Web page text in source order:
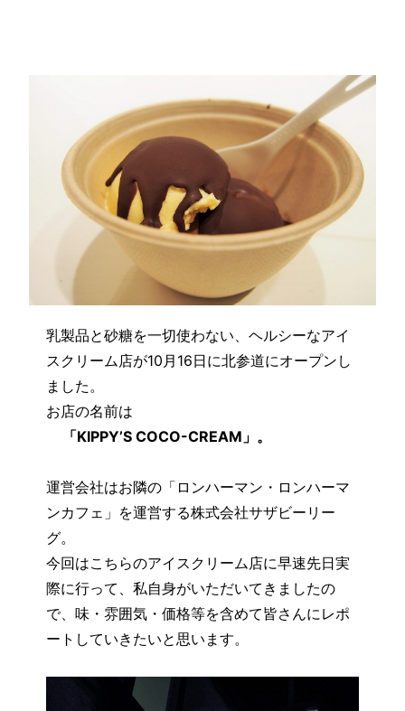
乳製品と砂糖を一切使わない、ヘルシーなアイ
スクリーム店が10月16日に北参道にオープンし
ました。
お店の名前は
「KIPPY’S COCO-CREAM」。
運営会社はお隣の「ロンハーマン・ロンハーマ
ンカフェ」を運営する株式会社サザビーリー
グ。
今回はこちらのアイスクリーム店に早速先日実
際に行って、私自身がいただいてきましたの
で、味・雰囲気・価格等を含めて皆さんにレポ
ートしていきたいと思います。